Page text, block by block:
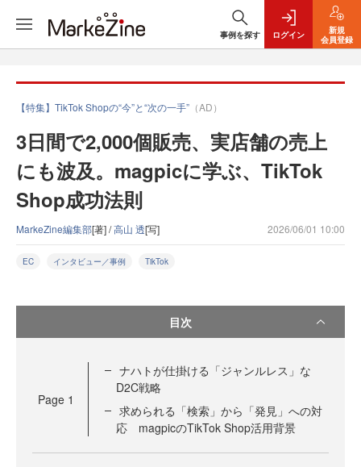
事例を探す ログイン
新規
会員登録
【特集】TikTok Shopの“今”と“次の一手” （AD）
3日間で2,000個販売、実店舗の売上
にも波及。magpicに学ぶ、TikTok
Shop成功法則
MarkeZine編集部[著] /高山 透[写] 2026/06/01 10:00
EC インタビュー／事例 TikTok
目次
Page 1
ナハトが仕掛ける「ジャンルレス」な
D2C戦略
求められる「検索」から「発見」への対
応 magpicのTikTok Shop活用背景